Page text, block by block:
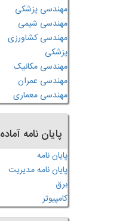
مهندسی پزشکی
مهندسی شیمی
مهندسی کشاورزی
پزشکی
مهندسی مکانیک
مهندسی عمران
مهندسی معماری
پایان نامه آماده
پایان نامه
پایان نامه مدیریت
برق
کامپیوتر